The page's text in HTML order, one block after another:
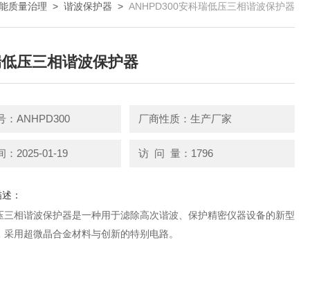
质量治理 > 谐波保护器 > ANHPD300安科瑞低压三相谐波保护器
压三相谐波保护器
：ANHPD300 厂商性质：生产厂家
：2025-01-19 访 问 量：1796
：
三相谐波保护器是一种用于滤除高次谐波、保护精密仪器设备的新型
采用超微晶合金材料与创新的特别电路。